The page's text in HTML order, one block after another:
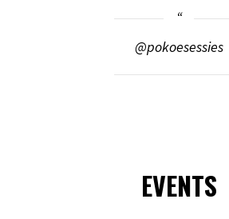
@pokoesessies
EVENTS